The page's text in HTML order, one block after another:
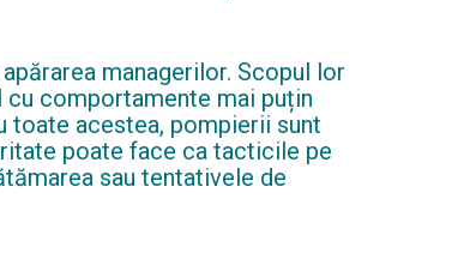
managerilor. Scopul lor
comportamente mai puțin
toate acestea, pompierii sunt
poate face ca tacticile pe
sau tentativele de